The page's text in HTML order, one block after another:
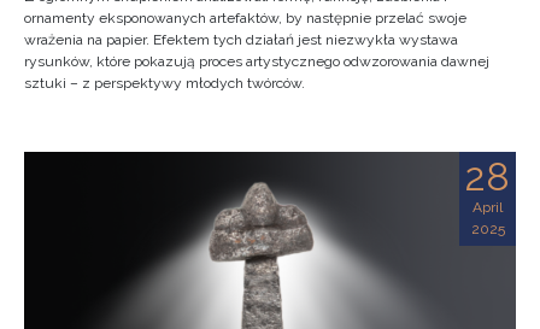
ornamenty eksponowanych artefaktów, by następnie przelać swoje
wrażenia na papier. Efektem tych działań jest niezwykła wystawa
rysunków, które pokazują proces artystycznego odwzorowania dawnej
sztuki – z perspektywy młodych twórców.
28
April
2025